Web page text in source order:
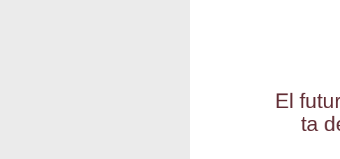
El
ta